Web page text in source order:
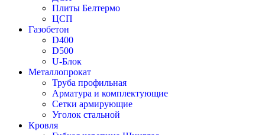
Плиты Белтермо
ЦСП
Газобетон
D400
D500
U-Блок
Металлопрокат
Труба профильная
Арматура и комплектующие
Сетки армирующие
Уголок стальной
Кровля